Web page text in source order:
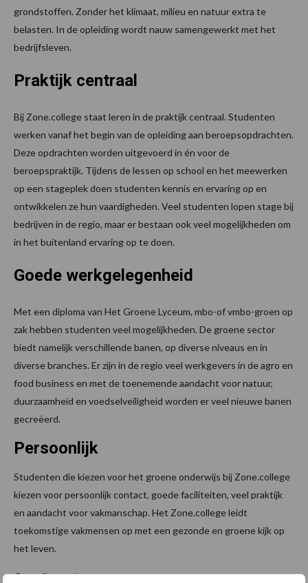
grondstoffen. Zonder het klimaat, milieu en natuur extra te
belasten. In de opleiding wordt nauw samengewerkt met het
bedrijfsleven.
Praktijk centraal
Bij Zone.college staat leren in de praktijk centraal. Studenten
werken vanaf het begin van de opleiding aan beroepsopdrachten.
Deze opdrachten worden uitgevoerd in én voor de
beroepspraktijk. Tijdens de lessen op school en het meewerken
op een stageplek doen studenten kennis en ervaring op en
ontwikkelen ze hun vaardigheden. Veel studenten lopen stage bij
bedrijven in de regio, maar er bestaan ook veel mogelijkheden om
in het buitenland ervaring op te doen.
Goede werkgelegenheid
Met een diploma van Het Groene Lyceum, mbo-of vmbo-groen op
zak hebben studenten veel mogelijkheden. De groene sector
biedt namelijk verschillende banen, op diverse niveaus en in
diverse branches. Er zijn in de regio veel werkgevers in de agro en
food business en met de toenemende aandacht voor natuur,
duurzaamheid en voedselveiligheid worden er veel nieuwe banen
gecreëerd.
Persoonlijk
Studenten die kiezen voor het groene onderwijs bij Zone.college
kiezen voor persoonlijk contact, goede faciliteiten, veel praktijk
en aandacht voor vakmanschap. Het Zone.college leidt
toekomstige vakmensen op met een gezonde en groene kijk op
het leven.
Bron:Zonecollege